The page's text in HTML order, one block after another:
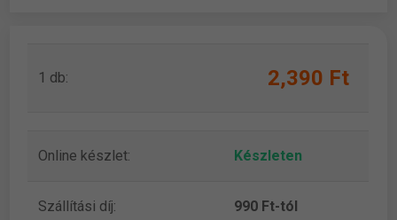
1 db: 2,390 Ft
Online készlet: Készleten
Szállítási díj: 990 Ft-tól